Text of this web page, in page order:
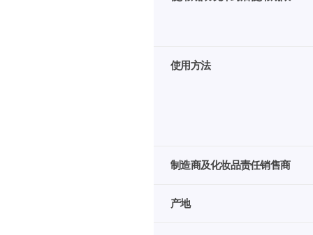
使用方法
制造商及化妆品责任销售商
产地